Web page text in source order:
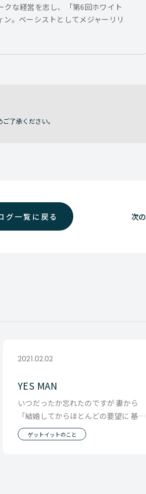
な経営を志し、「第6回ホワイト
。ベーシストとしてメジャーリリ
了承ください。
グ一覧に戻る 次の
2021.02.02
YES MAN
いつだったか忘れたのですが 妻から
「結婚してからほとんどの要望に 基本
的に「NO」と言わないよね」 と言わ
れたことがあり
ゲットイットのこと